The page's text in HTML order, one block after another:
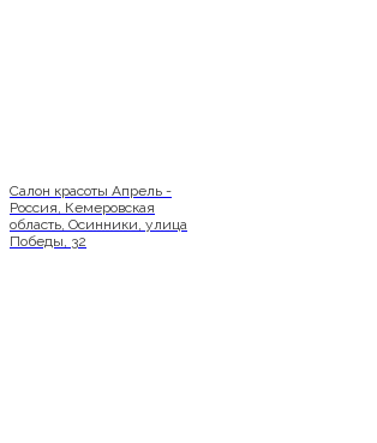
Салон красоты Апрель -
Россия, Кемеровская
область, Осинники, улица
Победы, 32